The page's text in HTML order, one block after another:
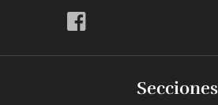
Secciones